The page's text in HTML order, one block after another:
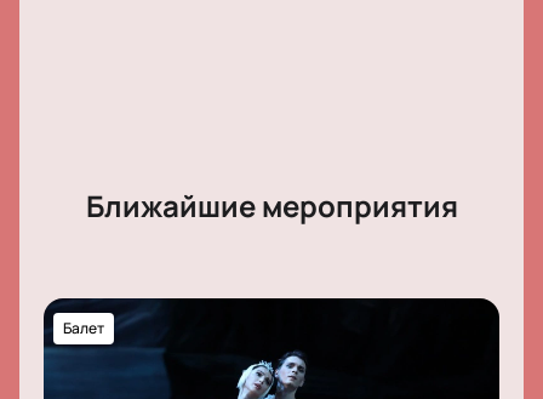
Ближайшие мероприятия
Балет